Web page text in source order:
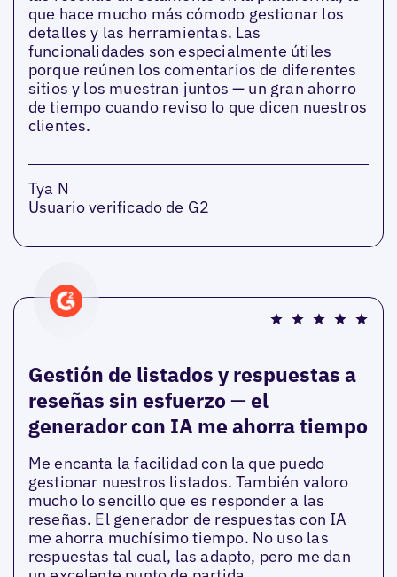
que hace mucho más cómodo gestionar los
detalles y las herramientas. Las
funcionalidades son especialmente útiles
porque reúnen los comentarios de diferentes
sitios y los muestran juntos — un gran ahorro
de tiempo cuando reviso lo que dicen nuestros
clientes.
Tya N
Usuario verificado de G2
Gestión de listados y respuestas a
reseñas sin esfuerzo — el
generador con IA me ahorra tiempo
Me encanta la facilidad con la que puedo
gestionar nuestros listados. También valoro
mucho lo sencillo que es responder a las
reseñas. El generador de respuestas con IA
me ahorra muchísimo tiempo. No uso las
respuestas tal cual, las adapto, pero me dan